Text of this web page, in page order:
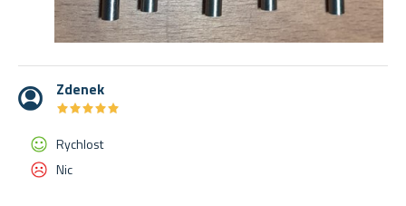
Zdenek
★★★★★
★★★★★
Rychlost
Nic